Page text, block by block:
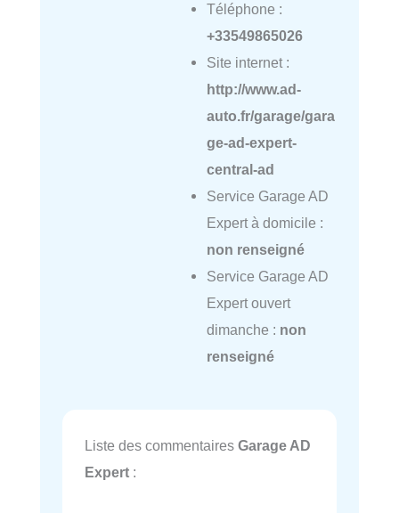
Téléphone :
+33549865026
Site internet :
http://www.ad-
auto.fr/garage/gara
ge-ad-expert-
central-ad
Service Garage AD
Expert à domicile :
non renseigné
Service Garage AD
Expert ouvert
dimanche : non
renseigné
Liste des commentaires Garage AD
Expert :